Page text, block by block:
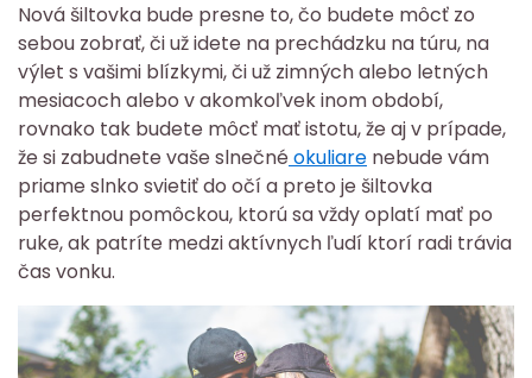
Nová šiltovka bude presne to, čo budete môcť zo
sebou zobrať, či už idete na prechádzku na túru, na
výlet s vašimi blízkymi, či už zimných alebo letných
mesiacoch alebo v akomkoľvek inom období,
rovnako tak budete môcť mať istotu, že aj v prípade,
že si zabudnete vaše slnečné okuliare nebude vám
priame slnko svietiť do očí a preto je šiltovka
perfektnou pomôckou, ktorú sa vždy oplatí mať po
ruke, ak patríte medzi aktívnych ľudí ktorí radi trávia
čas vonku.